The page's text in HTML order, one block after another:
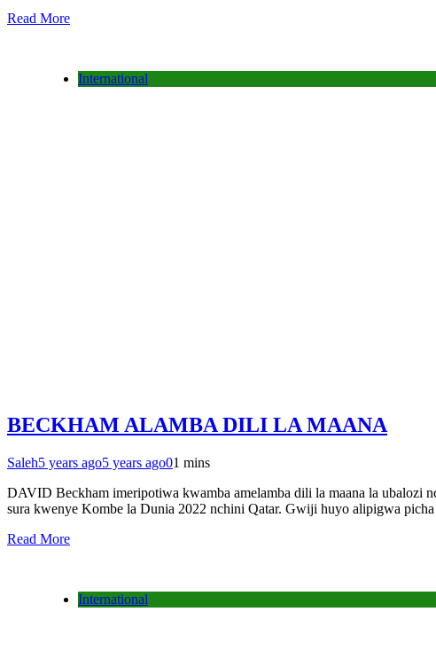
Read More
International
BECKHAM ALAMBA DILI LA MAANA
Saleh5 years ago5 years ago01 mins
DAVID Beckham imeripotiwa kwamba amelamba dili la maana la ubalozi
sura kwenye Kombe la Dunia 2022 nchini Qatar. Gwiji huyo alipigwa
Read More
International